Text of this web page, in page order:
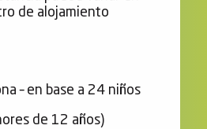
de alojamiento
– en base a 24 niños
de 12 años)